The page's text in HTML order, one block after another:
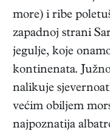
more) i ribe
zapadnoj strani
jegulje, koje
kontinenata.
nalikuje
većim obiljem
najpoznatija